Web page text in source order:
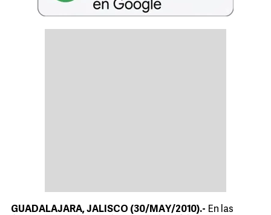
GUADALAJARA, JALISCO (30/MAY/2010).- En las